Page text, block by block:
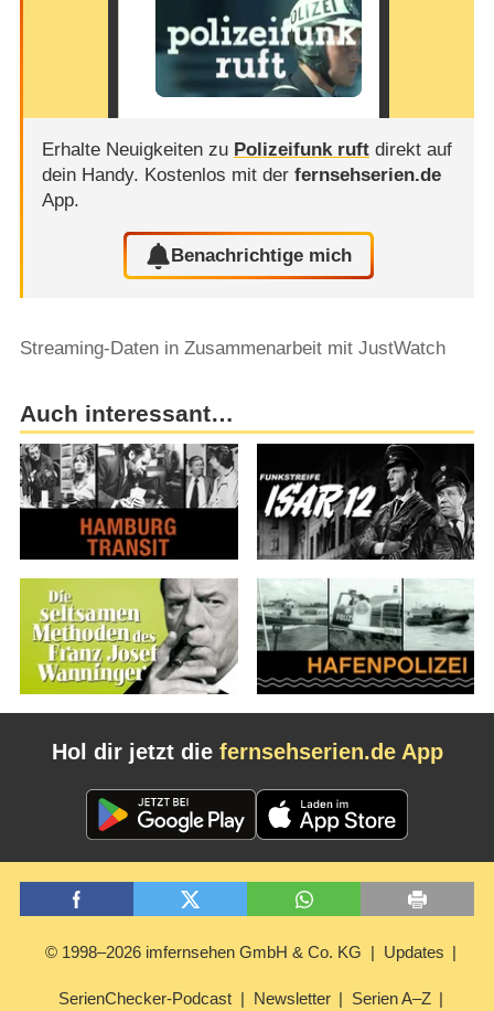
Erhalte Neuigkeiten zu Polizeifunk ruftdirekt auf
dein Handy. Kostenlos mit der fernsehserien.de
App.
Benachrichtige mich
Streaming-Daten in Zusammenarbeit mit JustWatch
Auch interessant…
Hol dir jetzt die fernsehserien.de App
© 1998–2026 imfernsehen GmbH & Co. KG Updates
SerienChecker-Podcast Newsletter Serien A–Z